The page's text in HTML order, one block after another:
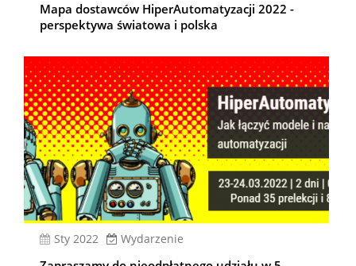
Mapa dostawców HiperAutomatyzacji 2022 -
perspektywa światowa i polska
sty 2022 Wydarzenie